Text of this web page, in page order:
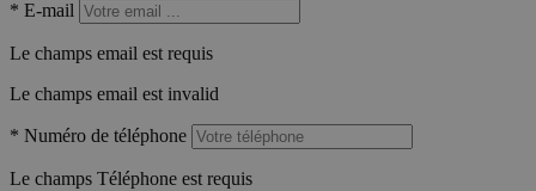
* E-mail
Le champs email est requis
Le champs email est invalid
* Numéro de téléphone
Le champs Téléphone est requis